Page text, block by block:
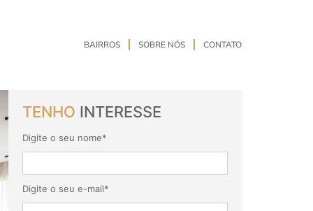
BAIRROS SOBRE NÓS CONTATO
TENHO INTERESSE
Digite o seu nome*
Digite o seu e-mail*